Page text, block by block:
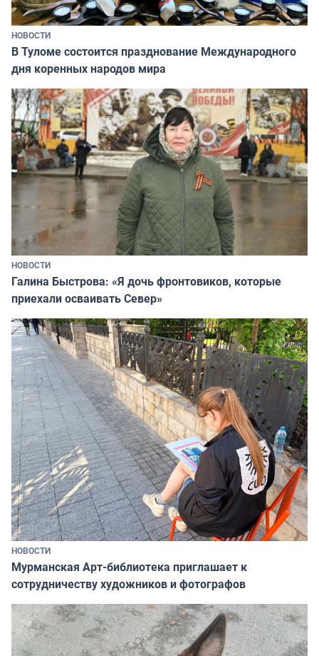
НОВОСТИ
В Туломе состоится празднование Международного
дня коренных народов мира
НОВОСТИ
Галина Быстрова: «Я дочь фронтовиков, которые
приехали осваивать Север»
НОВОСТИ
Мурманская Арт-библиотека приглашает к
сотрудничеству художников и фотографов